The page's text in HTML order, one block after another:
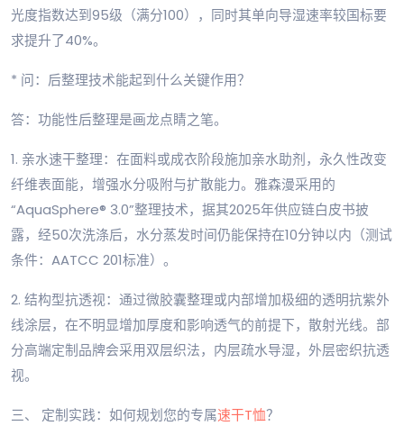
光度指数达到95级（满分100），同时其单向导湿速率较国标要
求提升了40%。
* 问：后整理技术能起到什么关键作用？
答：功能性后整理是画龙点睛之笔。
1. 亲水速干整理：在面料或成衣阶段施加亲水助剂，永久性改变
纤维表面能，增强水分吸附与扩散能力。雅森漫采用的
“AquaSphere® 3.0”整理技术，据其2025年供应链白皮书披
露，经50次洗涤后，水分蒸发时间仍能保持在10分钟以内（测试
条件：AATCC 201标准）。
2. 结构型抗透视：通过微胶囊整理或内部增加极细的透明抗紫外
线涂层，在不明显增加厚度和影响透气的前提下，散射光线。部
分高端定制品牌会采用双层织法，内层疏水导湿，外层密织抗透
视。
三、 定制实践：如何规划您的专属速干T恤？